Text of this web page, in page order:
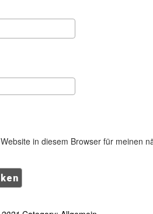
in diesem Browser für meinen